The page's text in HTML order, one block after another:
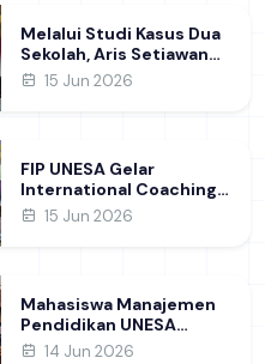
Melalui Studi Kasus Dua
Sekolah, Aris Setiawan
Raih Gelar Doktor di FIP
Manajemen
15 Jun 2026
FIP UNESA Gelar
International Coaching
Clinic Bersama Pakar
Thailand, Kupas Strategi
SDG 4
15 Jun 2026
Mahasiswa Manajemen
Pendidikan UNESA
Kunjungi DPRD Jatim,
14 Jun 2026